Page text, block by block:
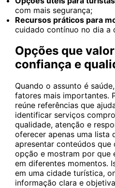
com mais segurança;
Recursos práticos para
cuidado contínuo no dia a
Opções que
confiança e
Quando o assunto é
fatores mais importantes.
reúne referências que
identificar serviços
qualidade, atenção e
oferecer apenas uma lista
apresentar conteúdos que
opção e mostram por que
em diferentes momentos.
em uma cidade turística,
informação clara e